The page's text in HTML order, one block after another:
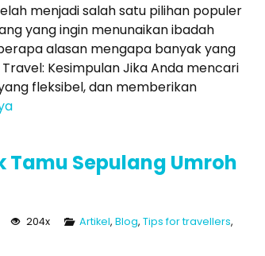
menjadi salah satu pilihan populer
yang ingin menunaikan ibadah
alasan mengapa banyak yang
Kesimpulan Jika Anda mencari
fleksibel, dan memberikan
Tamu Sepulang Umroh
204x Artikel, Blog, Tips for travellers,